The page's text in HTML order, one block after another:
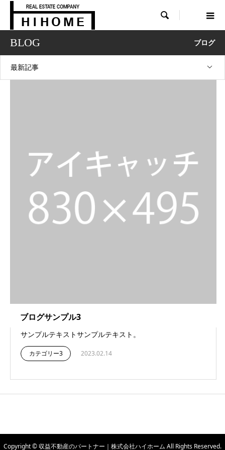

BLOG ブログ
最新記事
ブログサンプル3
サンプルテキストサンプルテキスト。
カテゴリー3 2023.02.14
Copyright © 収益不動産のパートナー｜株式会社ハイホーム All Rights Reserved.